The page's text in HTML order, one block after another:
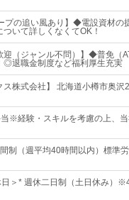
プの追い風あり】◆電設資材
いて詳しくなくてOK！
迎（ジャンル不問）】◆普免
◎退職金制度など福利厚生充実
ス株式会社】 北海道小樽市奥
当※経験・スキルを考慮の上、
制（週平均40時間以内）標準
日＞* 週休二日制（土日休み）